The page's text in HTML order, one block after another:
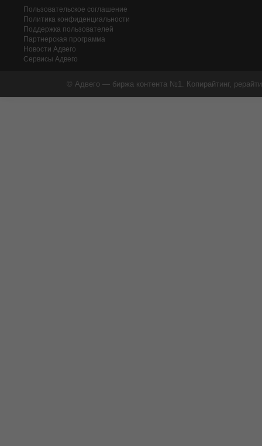
Пользовательское соглашение
Политика конфиденциальности
Поддержка пользователей
Партнерская программа
Новости Адвего
Сервисы Адвего
© Адвего — биржа контента №1. Копирайтинг,